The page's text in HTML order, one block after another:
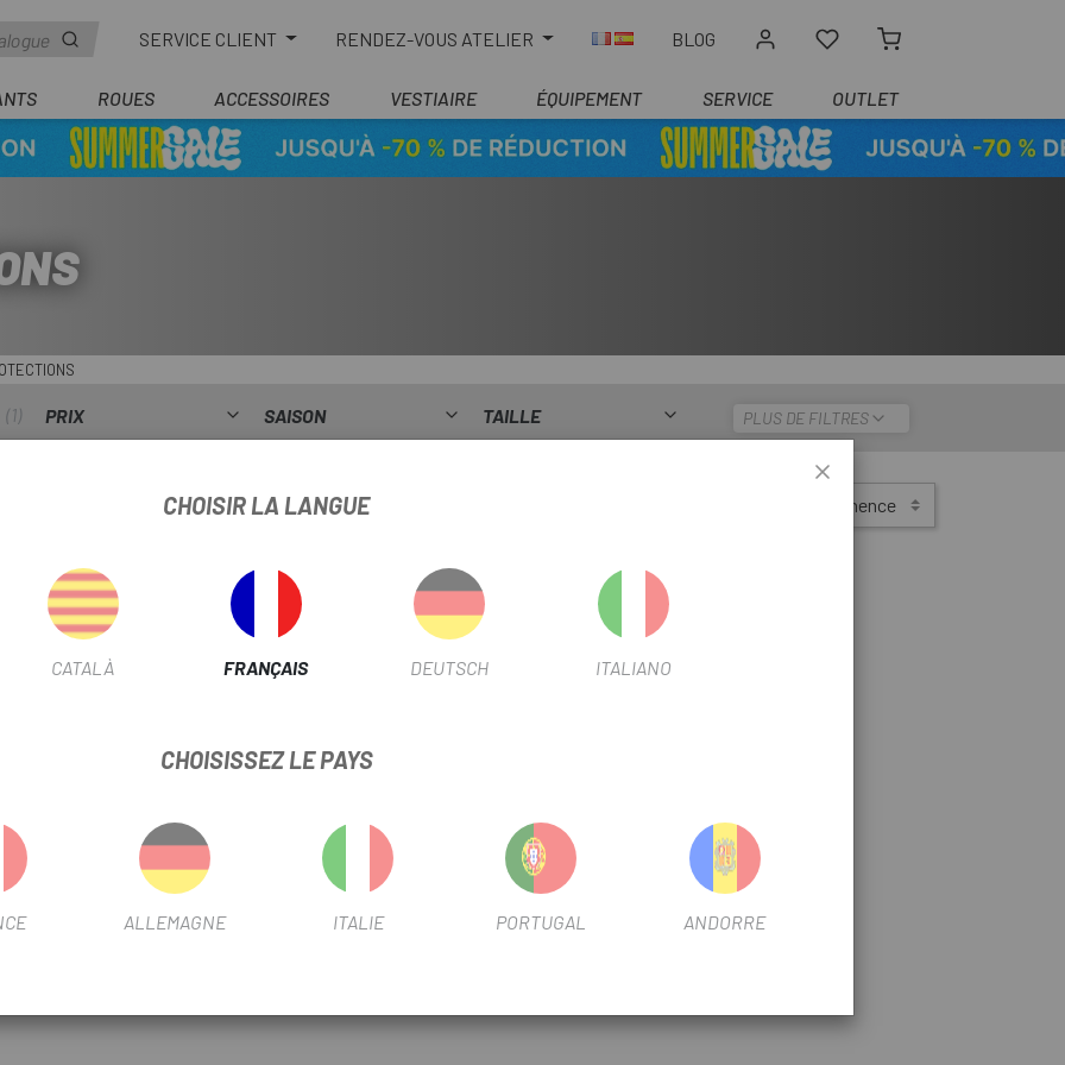
SERVICE CLIENT RENDEZ-VOUS ATELIER BLOG
ROUES ACCESSOIRES VESTIAIRE ÉQUIPEMENT SERVICE OUTLET
1 PRIX SAISON TAILLE PLUS DE FILTRES
Pertinence
CHOISIR LA LANGUE
CATALÀ FRANÇAIS DEUTSCH ITALIANO
CHOISISSEZ LE PAYS
ALLEMAGNE ITALIE PORTUGAL ANDORRE